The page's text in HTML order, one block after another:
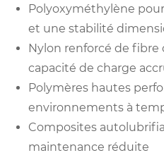
Polyoxyméthylène
et une stabilité
Nylon renforcé de fibre
capacité de charge
Polymères hautes
environnements à
Composites
maintenance réduite